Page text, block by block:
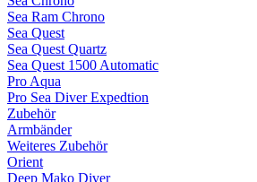
Sea Ram Chrono
Sea Quest
Sea Quest Quartz
Sea Quest 1500 Automatic
Pro Aqua
Pro Sea Diver Expedtion
Zubehör
Armbänder
Weiteres Zubehör
Orient
Deep Mako Diver